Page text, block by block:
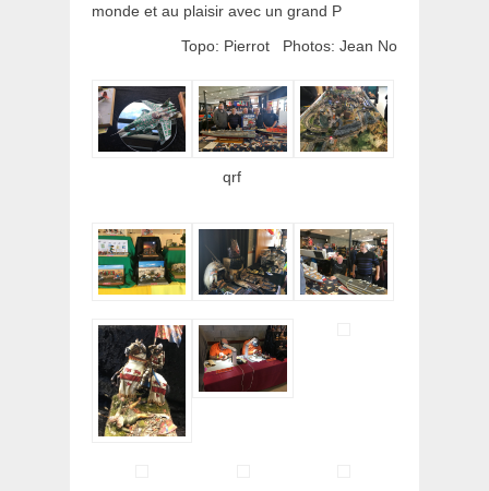
monde et au plaisir avec un grand P
Topo: Pierrot Photos: Jean No
qrf